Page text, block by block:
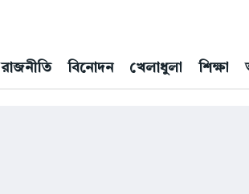
রাজনীতি বিনোদন খেলাধুলা শিক্ষা